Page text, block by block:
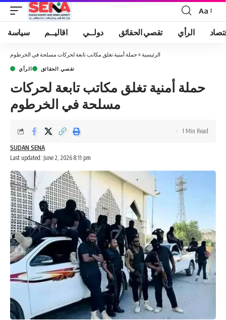
Font
Resizer
Aa
سياسة اقاليــم دولــي تقصي الحقائق الرأي
الرئيسية » حملة أمنية تغلق مكاتب تابعة لحركات مسلحة في الخرطوم
الرأي تقصي الحقائق
حملة أمنية تغلق مكاتب تابعة لحركات
مسلحة في الخرطوم
Last updated: June 2, 2026 8:11 pm
SUDAN SENA
1 Min Read